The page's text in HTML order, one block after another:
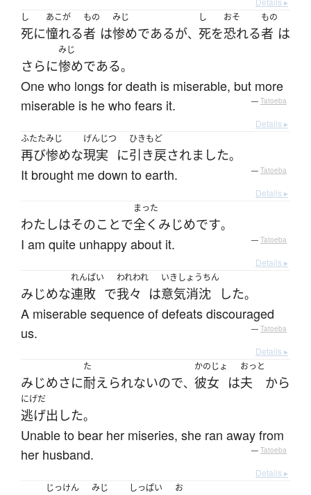
し
死に
あこが
憧れる
もの
者 は
みじ
惨めであるが、
し
死を
おそ
恐れる
もの
者 は
さらに
みじ
惨めである。
One who longs for death is miserable, but more
miserable is he who fears it.
— Tatoeba
Details ▸
ふたた
再び
みじ
惨めな
げんじつ
現実 に
ひきもど
引き戻されました。
It brought me down to earth. — Tatoeba
Details ▸
わたしはそのことで
まった
全く みじめです。
I am quite unhappy about it. — Tatoeba
Details ▸
みじめな
れんぱい
連敗 で
われわれ
我々 は
いきしょうちん
意気消沈 した。
A miserable sequence of defeats discouraged
us.
— Tatoeba
Details ▸
みじめさに
た
耐えられないので、
かのじょ
彼女 は
おっと
夫 から
にげだ
逃げ出した。
Unable to bear her miseries, she ran away from
her husband.
— Tatoeba
Details ▸
じっけん みじ しっぱい お